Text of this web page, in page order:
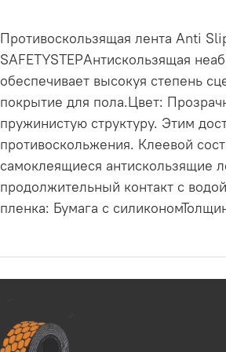
Противоскользящая лента Anti
SAFETYSTEPАнтискользящая
обеспечивает высокуя степень
покрытие для пола.Цвет:
пружинистую структуру. Этим
противоскольжения. Клеевой
самоклеящиеся антискользящие
продолжительный контакт с
пленка: Бумага с